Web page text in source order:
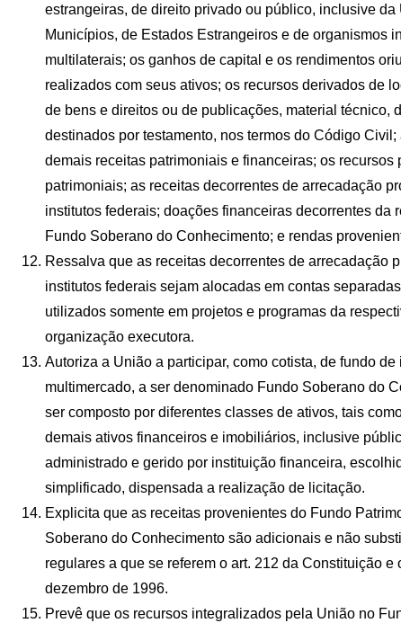
estrangeiras, de direito privado ou público, inclusive
Municípios, de Estados Estrangeiros e de organismos
multilaterais; os ganhos de capital e os rendimentos
realizados com seus ativos; os recursos derivados de
de bens e direitos ou de publicações, material técnico,
destinados por testamento, nos termos do Código
demais receitas patrimoniais e financeiras; os recursos
patrimoniais; as receitas decorrentes de arrecadação
institutos federais; doações financeiras decorrentes da
Fundo Soberano do Conhecimento; e rendas
Ressalva que as receitas decorrentes de arrecadação
institutos federais sejam alocadas em contas
utilizados somente em projetos e programas da
organização executora.
Autoriza a União a participar, como cotista, de fundo
multimercado, a ser denominado Fundo Soberano do
ser composto por diferentes classes de ativos, tais
demais ativos financeiros e imobiliários, inclusive
administrado e gerido por instituição financeira,
simplificado, dispensada a realização de licitação.
Explicita que as receitas provenientes do Fundo
Soberano do Conhecimento são adicionais e não
regulares a que se referem o art. 212 da Constituição e
dezembro de 1996.
Prevê que os recursos integralizados pela União no